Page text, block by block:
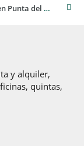
Alquiler temporario de casa de 4 dormitorios en Punta del Este
y alquiler,
quintas,